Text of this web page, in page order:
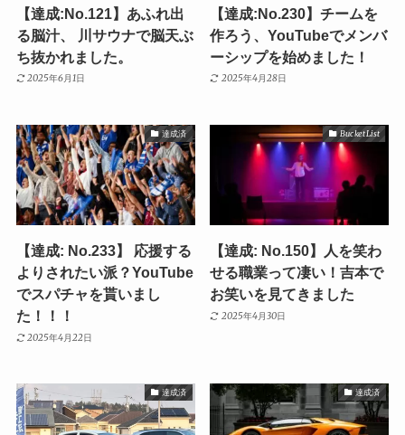
【達成:No.121】あふれ出
る脳汁、 川サウナで脳天ぶ
ち抜かれました。
2025年6月1日
【達成:No.230】チームを
作ろう、YouTubeでメンバ
ーシップを始めました！
2025年4月28日
達成済
【達成: No.233】 応援する
よりされたい派？YouTube
でスパチャを貰いまし
た！！！
2025年4月22日
Bucket List
【達成: No.150】人を笑わ
せる職業って凄い！吉本で
お笑いを見てきました
2025年4月30日
達成済 達成済